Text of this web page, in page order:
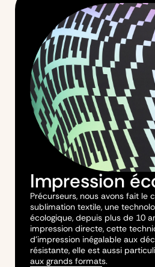
Impression
Précurseurs, nous avons fait le
sublimation textile, une
écologique, depuis plus de 10
impression directe, cette
d’impression inégalable aux
résistante, elle est aussi
aux grands formats.